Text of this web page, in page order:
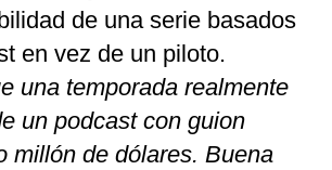
de una serie basados
en vez de un piloto.
una temporada realmente
un podcast con guion
millón de dólares. Buena